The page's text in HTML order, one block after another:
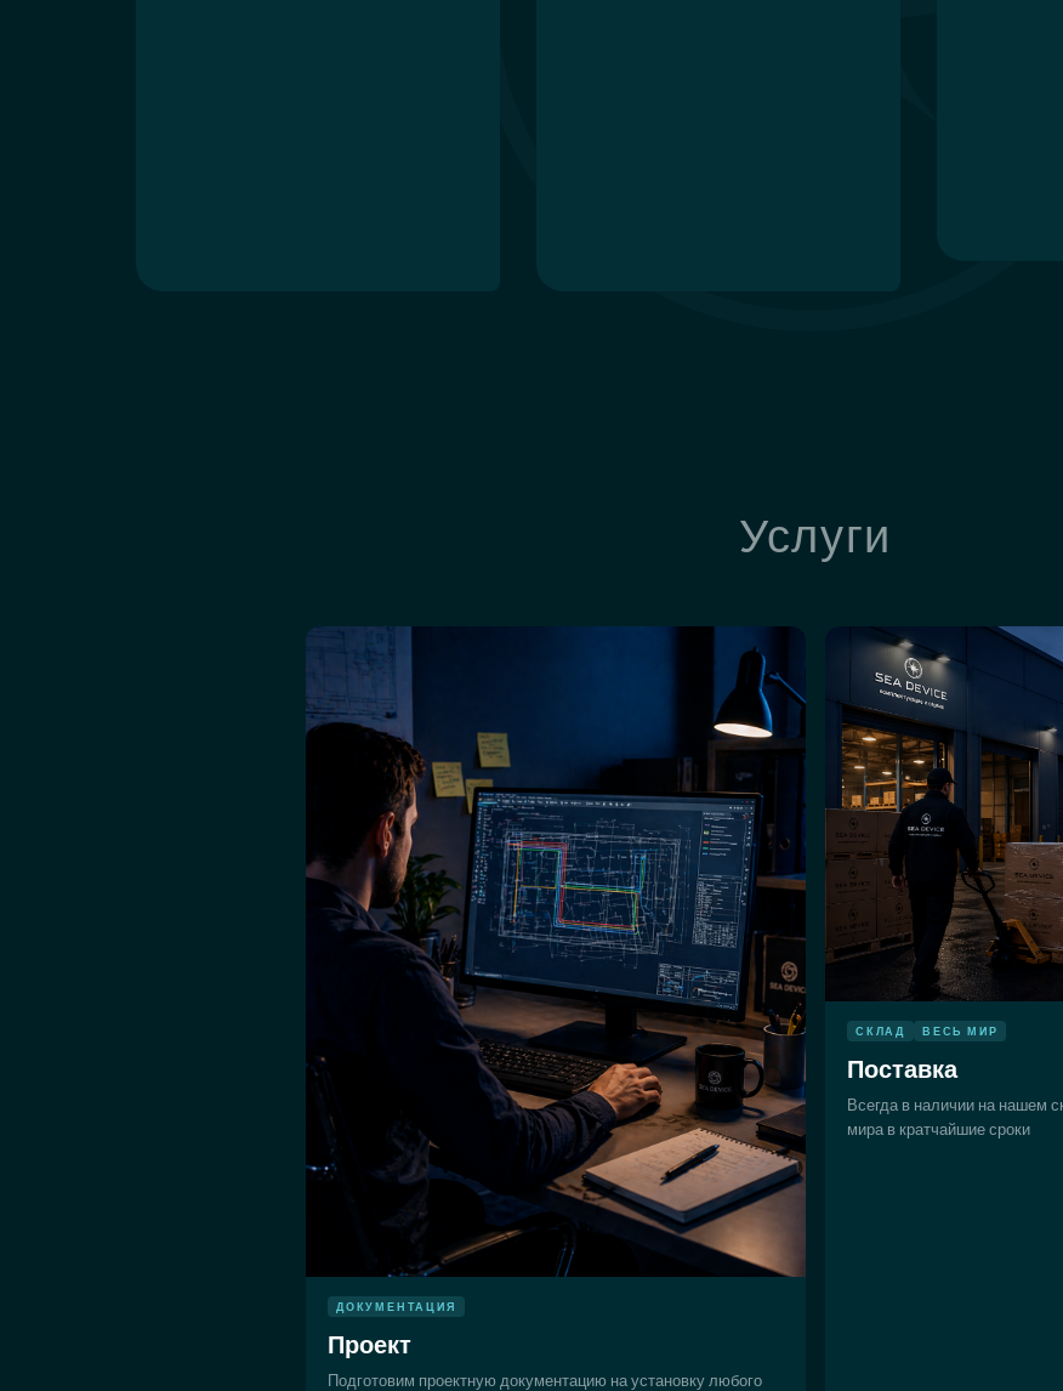
Услуги
ДОКУМЕНТАЦИЯ
Проект
Подготовим проектную документацию на установку любого
СКЛАД ВЕСЬ МИР
Поставка
Всегда в наличии на нашем
мира в кратчайшие сроки